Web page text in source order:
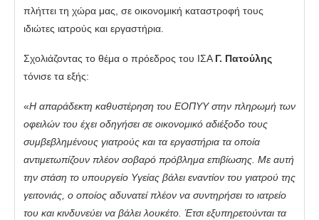
πλήττει τη χώρα μας, σε οικονομική καταστροφή τους
ιδιώτες ιατρούς και εργαστήρια.
Σχολιάζοντας το θέμα ο πρόεδρος του ΙΣΑΓ. Πατούλης
τόνισε τα εξής:
«Η απαράδεκτη καθυστέρηση του ΕΟΠΥΥ στην πληρωμή των
οφειλών του έχει οδηγήσει σε οικονομικό αδιέξοδο τους
συμβεβλημένους γιατρούς και τα εργαστήρια τα οποία
αντιμετωπίζουν πλέον σοβαρό πρόβλημα επιβίωσης. Με αυτή
την στάση το υπουργείο Υγείας βάλει εναντίον του γιατρού της
γειτονιάς, ο οποίος αδυνατεί πλέον να συντηρήσει το ιατρείο
του και κινδυνεύει να βάλει λουκέτο. Έτσι εξυπηρετούνται τα